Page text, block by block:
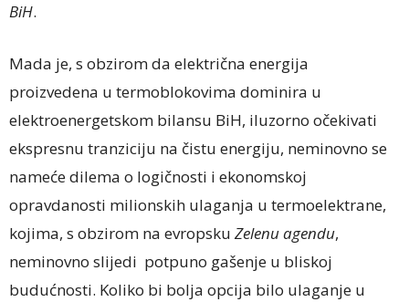
BiH.
Mada je, s obzirom da električna energija
proizvedena u termoblokovima dominira u
elektroenergetskom bilansu BiH, iluzorno očekivati
ekspresnu tranziciju na čistu energiju, neminovno se
nameće dilema o logičnosti i ekonomskoj
opravdanosti milionskih ulaganja u termoelektrane,
kojima, s obzirom na evropsku Zelenu agendu,
neminovno slijedi potpuno gašenje u bliskoj
budućnosti. Koliko bi bolja opcija bilo ulaganje u